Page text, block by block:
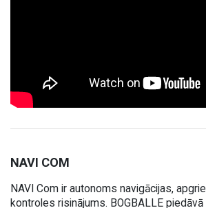
NAVI COM
NAVI Com ir autonoms navigācijas,
kontroles risinājums. BOGBALLE